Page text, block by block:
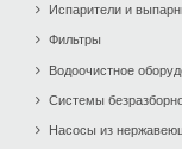
Испарители и
Фильтры
Водоочистное
Системы
Насосы из